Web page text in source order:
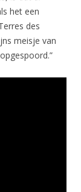
het een
des
meisje van